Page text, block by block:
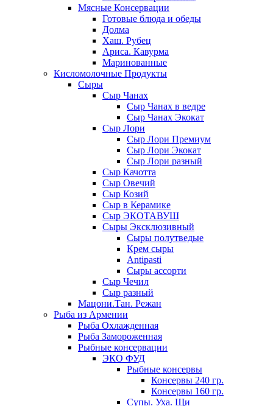
Мясные Консервации
Готовые блюда и обеды
Долма
Хаш. Рубец
Ариса. Кавурма
Маринованные
Кисломолочные Продукты
Сыры
Сыр Чанах
Сыр Чанах в ведре
Сыр Чанах Экокат
Сыр Лори
Сыр Лори Премиум
Сыр Лори Экокат
Сыр Лори разный
Сыр Качотта
Сыр Овечий
Сыр Козий
Сыр в Керамике
Сыр ЭКОТАВУШ
Сыры Эксклюзивный
Сыры полутведые
Крем сыры
Antipasti
Сыры ассорти
Сыр Чечил
Сыр разный
Мацони.Тан. Режан
Рыба из Армении
Рыба Охлажденная
Рыба Замороженная
Рыбные консервации
ЭКО ФУД
Рыбные консервы
Консервы 240 гр.
Консервы 160 гр.
Супы. Уха. Щи